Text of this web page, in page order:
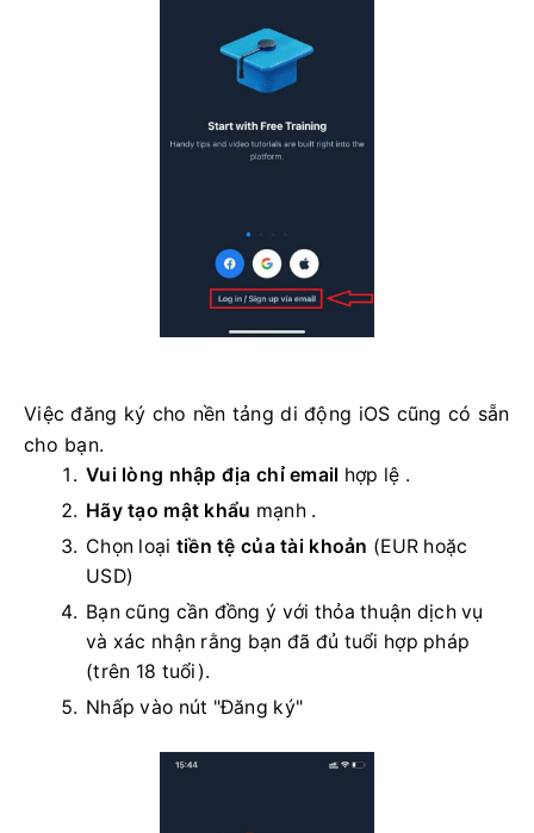
Việc đăng ký cho nền tảng di động iOS cũng có sẵn
cho bạn.
Vui lòng nhập địa chỉ email hợp lệ .
Hãy tạo mật khẩu mạnh .
Chọn loại tiền tệ của tài khoản (EUR hoặc
USD)
Bạn cũng cần đồng ý với thỏa thuận dịch vụ
và xác nhận rằng bạn đã đủ tuổi hợp pháp
(trên 18 tuổi).
Nhấp vào nút "Đăng ký"